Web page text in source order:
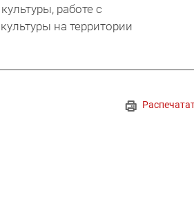
работе с
на территории